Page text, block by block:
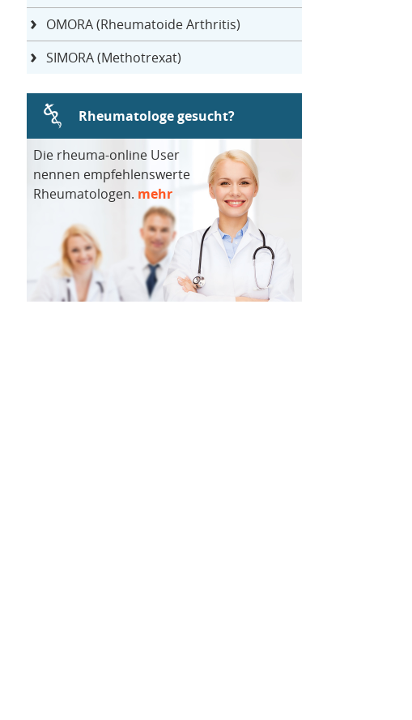
OMORA (Rheumatoide Arthritis)
SIMORA (Methotrexat)
Rheumatologe gesucht?
Die rheuma-online User
nennen empfehlenswerte
Rheumatologen. mehr